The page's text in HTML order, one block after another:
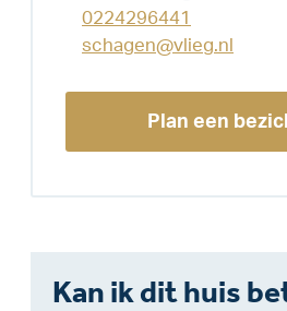
0224296441
schagen@vlieg.nl
Plan een
Kan ik dit huis